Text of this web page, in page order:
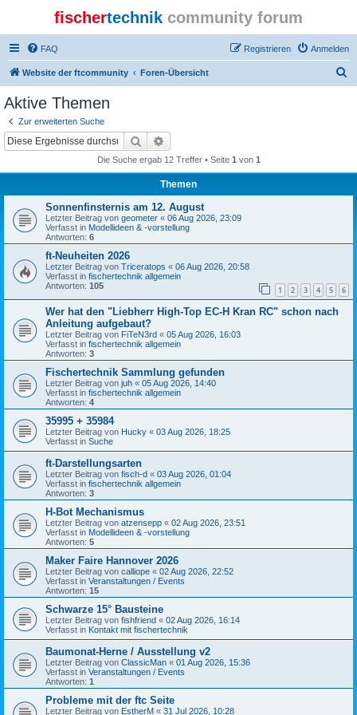
fischertechnik community forum
FAQ Anmelden
Registrieren
Website der ftcommunity Foren-Übersicht
Aktive Themen
Zur erweiterten Suche
Suche
Die Suche ergab 12 Treffer • Seite 1 von 1
Themen
Sonnenfinsternis am 12. August
Letzter Beitrag von geometer « 06 Aug 2026, 23:09
Verfasst in Modellideen & -vorstellung
Antworten: 6
ft-Neuheiten 2026
Letzter Beitrag von Triceratops « 06 Aug 2026, 20:58
Verfasst in fischertechnik allgemein
Antworten: 105 1 2 3 4 5 6
Wer hat den "Liebherr High-Top EC-H Kran RC" schon nach
Anleitung aufgebaut?
Letzter Beitrag von FiTeN3rd « 05 Aug 2026, 16:03
Verfasst in fischertechnik allgemein
Antworten: 3
Fischertechnik Sammlung gefunden
Letzter Beitrag von juh « 05 Aug 2026, 14:40
Verfasst in fischertechnik allgemein
Antworten: 4
35995 + 35984
Letzter Beitrag von Hucky « 03 Aug 2026, 18:25
Verfasst in Suche
ft-Darstellungsarten
Letzter Beitrag von fisch-d « 03 Aug 2026, 01:04
Verfasst in fischertechnik allgemein
Antworten: 3
H-Bot Mechanismus
Letzter Beitrag von atzensepp « 02 Aug 2026, 23:51
Verfasst in Modellideen & -vorstellung
Antworten: 5
Maker Faire Hannover 2026
Letzter Beitrag von calliope « 02 Aug 2026, 22:52
Verfasst in Veranstaltungen / Events
Antworten: 15
Schwarze 15° Bausteine
Letzter Beitrag von fishfriend « 02 Aug 2026, 16:14
Verfasst in Kontakt mit fischertechnik
Baumonat-Herne / Ausstellung v2
Letzter Beitrag von ClassicMan « 01 Aug 2026, 15:36
Verfasst in Veranstaltungen / Events
Antworten: 1
Probleme mit der ftc Seite
Letzter Beitrag von EstherM « 31 Jul 2026, 10:28